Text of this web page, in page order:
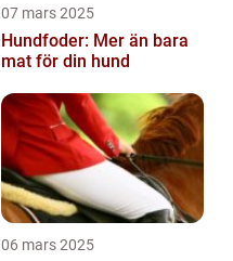
07 mars 2025
Hundfoder: Mer än bara
mat för din hund
06 mars 2025